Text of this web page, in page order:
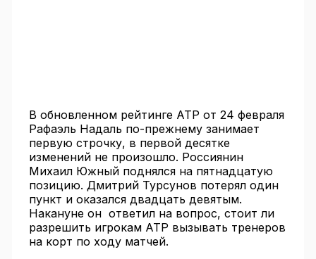
В обновленном рейтинге АТР от 24 февраля
Рафаэль Надаль по-прежнему занимает
первую строчку, в первой десятке
изменений не произошло. Россиянин
Михаил Южный поднялся на пятнадцатую
позицию. Дмитрий Турсунов потерял один
пункт и оказался двадцать девятым.
Накануне он ответил на вопрос, стоит ли
разрешить игрокам АТР вызывать тренеров
на корт по ходу матчей.